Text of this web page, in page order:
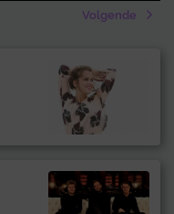
Volgende